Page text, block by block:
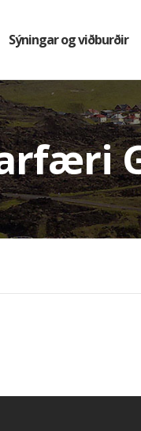
Sýningar og viðburðir